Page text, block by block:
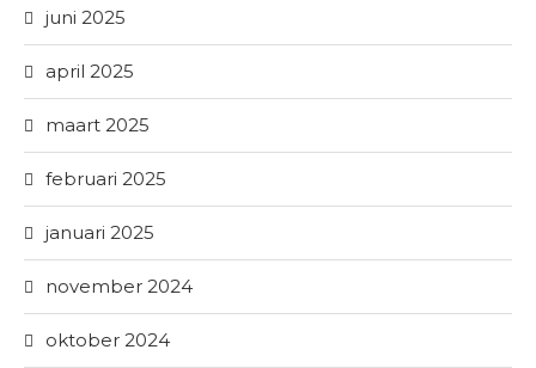
juni 2025
april 2025
maart 2025
februari 2025
januari 2025
november 2024
oktober 2024